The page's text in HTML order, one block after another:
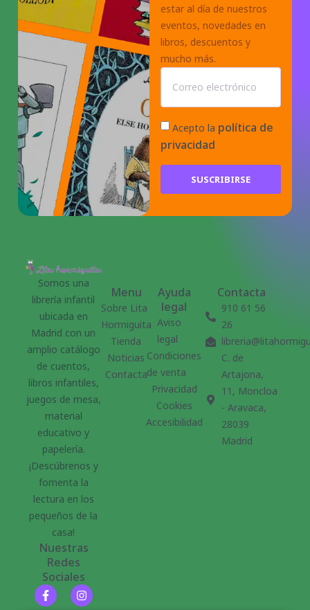
estar al día de nuestros
eventos, novedades en
libros, descuentos y
mucho más.
Acepto la política de
privacidad
SUSCRIBIRSE
Somos una
librería infantil
ubicada en
Madrid con un
amplio catálogo
de cuentos,
libros infantiles,
juegos de mesa,
material
educativo y
papelería.
¡Descúbrenos y
fomenta la
lectura en los
pequeños de la
casa!
Nuestras
Redes
Sociales
Menu
Sobre Lita
Hormiguita
Tienda
Noticias
Contacta
Ayuda
legal
Aviso
legal
Condiciones
de venta
Privacidad
Cookies
Accesibilidad
Contacta
910 61 56
26
C. de
Artajona,
11, Moncloa
- Aravaca,
28039
Madrid